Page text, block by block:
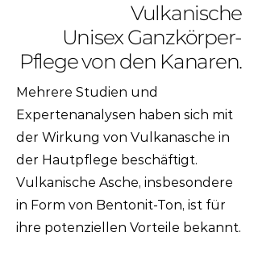
Vulkanische
Unisex Ganzkörper-
Pflege von den Kanaren.
Mehrere Studien und
Expertenanalysen haben sich mit
der Wirkung von Vulkanasche in
der Hautpflege beschäftigt.
Vulkanische Asche, insbesondere
in Form von Bentonit-Ton, ist für
ihre potenziellen Vorteile bekannt.